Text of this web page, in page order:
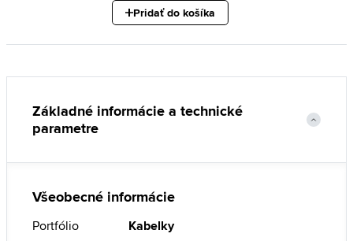
Pridať do košíka
Základné informácie a technické
parametre
Všeobecné informácie
Portfólio
Kabelky